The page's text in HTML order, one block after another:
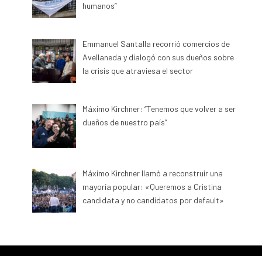
humanos”
Emmanuel Santalla recorrió comercios de
Avellaneda y dialogó con sus dueños sobre
la crisis que atraviesa el sector
Máximo Kirchner: “Tenemos que volver a ser
dueños de nuestro país”
Máximo Kirchner llamó a reconstruir una
mayoría popular: «Queremos a Cristina
candidata y no candidatos por default»